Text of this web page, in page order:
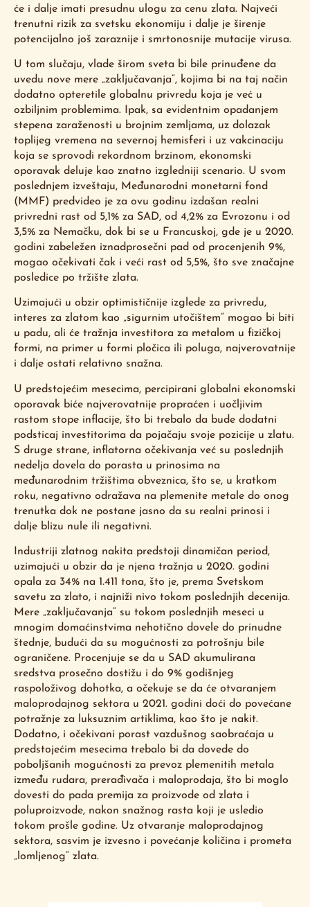
će i dalje imati presudnu ulogu za cenu zlata. Najveći
trenutni rizik za svetsku ekonomiju i dalje je širenje
potencijalno još zaraznije i smrtonosnije mutacije virusa.
U tom slučaju, vlade širom sveta bi bile prinuđene da
uvedu nove mere „zaključavanja“, kojima bi na taj način
dodatno opteretile globalnu privredu koja je već u
ozbiljnim problemima. Ipak, sa evidentnim opadanjem
stepena zaraženosti u brojnim zemljama, uz dolazak
toplijeg vremena na severnoj hemisferi i uz vakcinaciju
koja se sprovodi rekordnom brzinom, ekonomski
oporavak deluje kao znatno izgledniji scenario. U svom
poslednjem izveštaju, Međunarodni monetarni fond
(MMF) predvideo je za ovu godinu izdašan realni
privredni rast od 5,1% za SAD, od 4,2% za Evrozonu i od
3,5% za Nemačku, dok bi se u Francuskoj, gde je u 2020.
godini zabeležen iznadprosečni pad od procenjenih 9%,
mogao očekivati čak i veći rast od 5,5%, što sve značajne
posledice po tržište zlata.
Uzimajući u obzir optimističnije izglede za privredu,
interes za zlatom kao „sigurnim utočištem” mogao bi biti
u padu, ali će tražnja investitora za metalom u fizičkoj
formi, na primer u formi pločica ili poluga, najverovatnije
i dalje ostati relativno snažna.
U predstojećim mesecima, percipirani globalni ekonomski
oporavak biće najverovatnije propraćen i uočljivim
rastom stope inflacije, što bi trebalo da bude dodatni
podsticaj investitorima da pojačaju svoje pozicije u zlatu.
S druge strane, inflatorna očekivanja već su poslednjih
nedelja dovela do porasta u prinosima na
međunarodnim tržištima obveznica, što se, u kratkom
roku, negativno odražava na plemenite metale do onog
trenutka dok ne postane jasno da su realni prinosi i
dalje blizu nule ili negativni.
Industriji zlatnog nakita predstoji dinamičan period,
uzimajući u obzir da je njena tražnja u 2020. godini
opala za 34% na 1.411 tona, što je, prema Svetskom
savetu za zlato, i najniži nivo tokom poslednjih decenija.
Mere „zaključavanja“ su tokom poslednjih meseci u
mnogim domaćinstvima nehotično dovele do prinudne
štednje, budući da su mogućnosti za potrošnju bile
ograničene. Procenjuje se da u SAD akumulirana
sredstva prosečno dostižu i do 9% godišnjeg
raspoloživog dohotka, a očekuje se da će otvaranjem
maloprodajnog sektora u 2021. godini doći do povećane
potražnje za luksuznim artiklima, kao što je nakit.
Dodatno, i očekivani porast vazdušnog saobraćaja u
predstojećim mesecima trebalo bi da dovede do
poboljšanih mogućnosti za prevoz plemenitih metala
između rudara, prerađivača i maloprodaja, što bi moglo
dovesti do pada premija za proizvode od zlata i
poluproizvode, nakon snažnog rasta koji je usledio
tokom prošle godine. Uz otvaranje maloprodajnog
sektora, sasvim je izvesno i povećanje količina i prometa
„lomljenog“ zlata.